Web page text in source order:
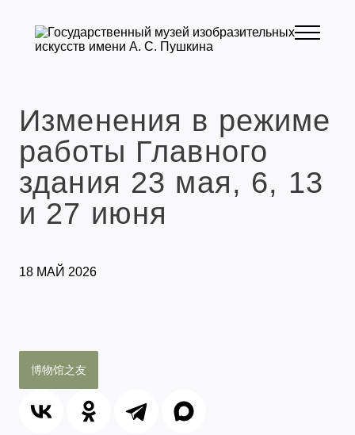
Изменения в режиме
работы Главного
здания 23 мая, 6, 13
и 27 июня
18 МАЙ 2026
博物馆之友